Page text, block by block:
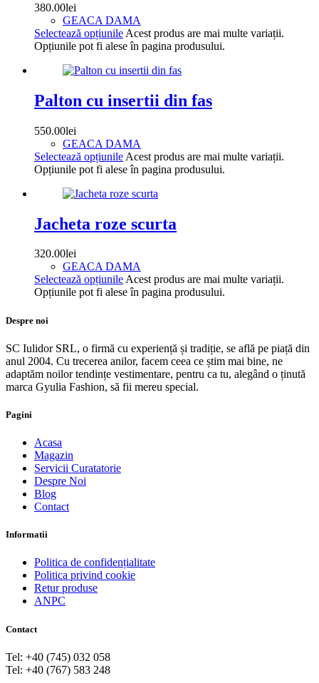
380.00lei
GEACA DAMA
Selectează opțiunile Acest produs are mai multe variații.
Opțiunile pot fi alese în pagina produsului.
Palton cu insertii din fas
550.00lei
GEACA DAMA
Selectează opțiunile Acest produs are mai multe variații.
Opțiunile pot fi alese în pagina produsului.
Jacheta roze scurta
320.00lei
GEACA DAMA
Selectează opțiunileAcest produs are mai multe variații.
Opțiunile pot fi alese în pagina produsului.
Despre noi
SC Iulidor SRL, o firmă cu experiență și tradiție, se află pe piață din
anul 2004. Cu trecerea anilor, facem ceea ce știm mai bine, ne
adaptăm noilor tendințe vestimentare, pentru ca tu, alegând o ținută
marca Gyulia Fashion, să fii mereu special.
Pagini
Acasa
Magazin
Servicii Curatatorie
Despre Noi
Blog
Contact
Informatii
Politica de confidențialitate
Politica privind cookie
Retur produse
ANPC
Contact
Tel: +40 (745) 032 058
Tel: +40 (767) 583 248